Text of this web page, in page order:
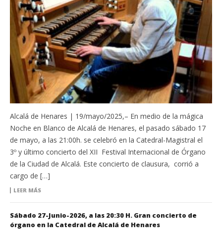
Alcalá de Henares | 19/mayo/2025,– En medio de la mágica
Noche en Blanco de Alcalá de Henares, el pasado sábado 17
de mayo, a las 21:00h. se celebró en la Catedral-Magistral el
3º y último concierto del XII Festival Internacional de Órgano
de la Ciudad de Alcalá. Este concierto de clausura, corrió a
cargo de […]
LEER MÁS
Sábado 27-Junio-2026, a las 20:30 H. Gran concierto de
órgano en la Catedral de Alcalá de Henares